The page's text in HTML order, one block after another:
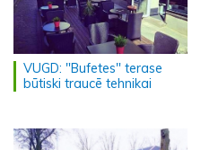
VUGD: "Bufetes" terase
būtiski traucē tehnikai